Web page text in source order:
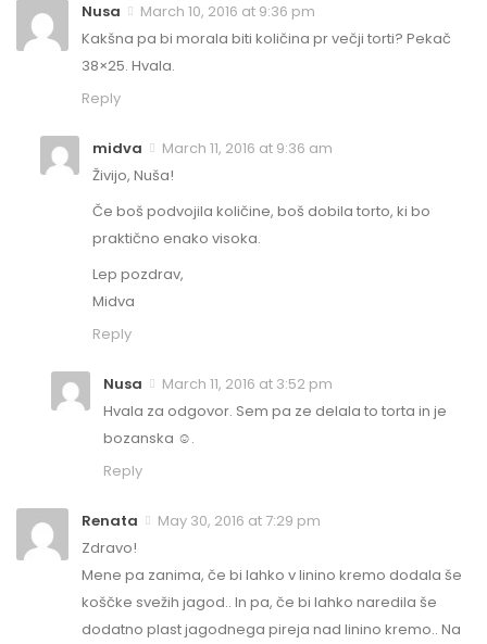
Nusa
March 10, 2016 at 9:36 pm
Kakšna pa bi morala biti količina pr večji torti? Pekač
38×25. Hvala.
Reply
midva
March 11, 2016 at 9:36 am
Živijo, Nuša!
Če boš podvojila količine, boš dobila torto, ki bo
praktično enako visoka.
Lep pozdrav,
Midva
Reply
Nusa
March 11, 2016 at 3:52 pm
Hvala za odgovor. Sem pa ze delala to torta in je
bozanska ☺.
Reply
Renata
May 30, 2016 at 7:29 pm
Zdravo!
Mene pa zanima, če bi lahko v linino kremo dodala še
koščke svežih jagod.. In pa, če bi lahko naredila še
dodatno plast jagodnega pireja nad linino kremo.. Na